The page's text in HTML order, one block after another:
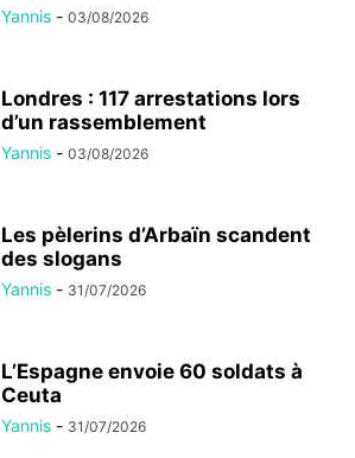
Yannis - 03/08/2026
Londres : 117 arrestations lors
d’un rassemblement
Yannis - 03/08/2026
Les pèlerins d’Arbaïn scandent
des slogans
Yannis - 31/07/2026
L’Espagne envoie 60 soldats à
Ceuta
Yannis - 31/07/2026